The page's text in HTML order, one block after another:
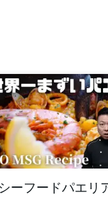
シーフードパエリ